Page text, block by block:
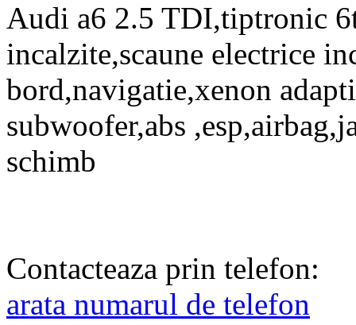
Audi a6 2.5 TDI,tiptronic
incalzite,scaune electrice
bord,navigatie,xenon
subwoofer,abs
schimb
Contacteaza prin telefon:
arata numarul de telefon